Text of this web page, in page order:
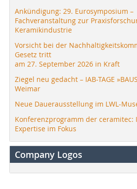
Ankündigung: 29. Eurosymposium –
Fachveranstaltung zur
Keramikindustrie
Vorsicht bei der
Gesetz tritt
am 27. September 2026 in Kraft
Ziegel neu gedacht – IAB-TAGE
Weimar
Neue Dauerausstellung im LWL-
Konferenzprogramm der ceramitec:
Expertise im Fokus
Company Logos